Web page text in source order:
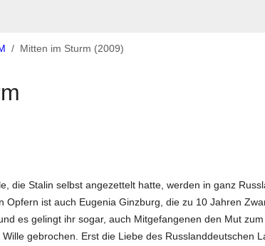
Mitten im Sturm (2009)
die Stalin selbst angezettelt hatte, werden in ganz
Opfern ist auch Eugenia Ginzburg, die zu 10 Jahren
es gelingt ihr sogar, auch Mitgefangenen den Mut
gebrochen. Erst die Liebe des Russlanddeutschen